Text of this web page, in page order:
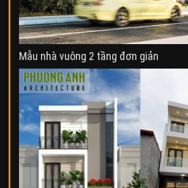
Mẫu nhà vuông 2 tầng đơn giản